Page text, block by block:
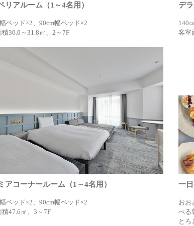
リアルーム（1～4名用）
ベッド×2、90cm幅ベッド×2
積30.0～31.8㎡、2～7F
デ
140
客室
アコーナールーム（1～4名用）
ベッド×2、90cm幅ベッド×2
積47.6㎡、3～7F
一
おお
べる
とろ